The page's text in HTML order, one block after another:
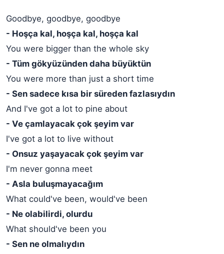
Goodbye, goodbye, goodbye
- Hoşça kal, hoşça kal, hoşça kal
You were bigger than the whole sky
- Tüm gökyüzünden daha büyüktün
You were more than just a short time
- Sen sadece kısa bir süreden fazlasıydın
And I've got a lot to pine about
- Ve çamlayacak çok şeyim var
I've got a lot to live without
- Onsuz yaşayacak çok şeyim var
I'm never gonna meet
- Asla buluşmayacağım
What could've been, would've been
- Ne olabilirdi, olurdu
What should've been you
- Sen ne olmalıydın